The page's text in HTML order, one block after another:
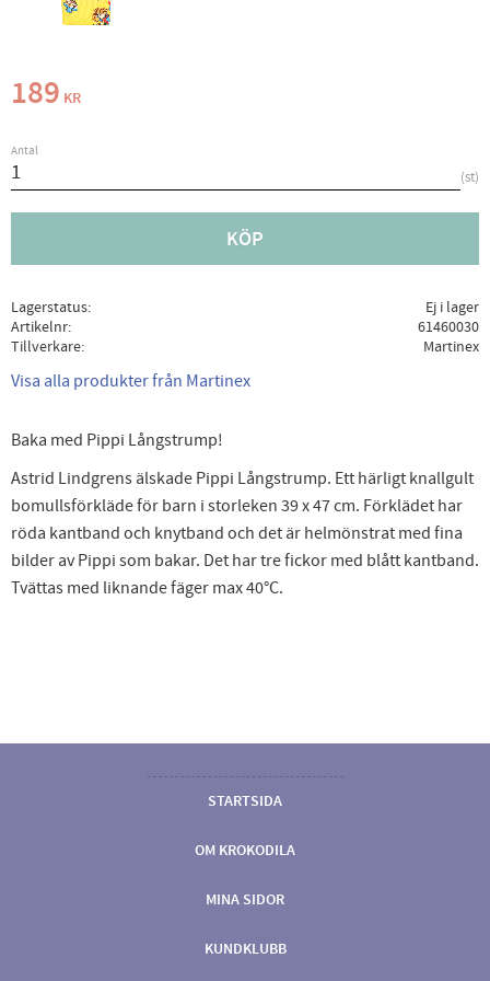
189 KR
Antal
st
KÖP
Lagerstatus
Ej i lager
Artikelnr
61460030
Tillverkare
Martinex
Visa alla produkter från Martinex
Baka med Pippi Långstrump!
Astrid Lindgrens älskade Pippi Långstrump. Ett härligt knallgult
bomullsförkläde för barn i storleken 39 x 47 cm. Förklädet har
röda kantband och knytband och det är helmönstrat med fina
bilder av Pippi som bakar. Det har tre fickor med blått kantband.
Tvättas med liknande fäger max 40°C.
STARTSIDA
OM KROKODILA
MINA SIDOR
KUNDKLUBB